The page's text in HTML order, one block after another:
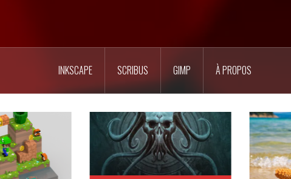
INKSCAPE SCRIBUS GIMP À PROPOS